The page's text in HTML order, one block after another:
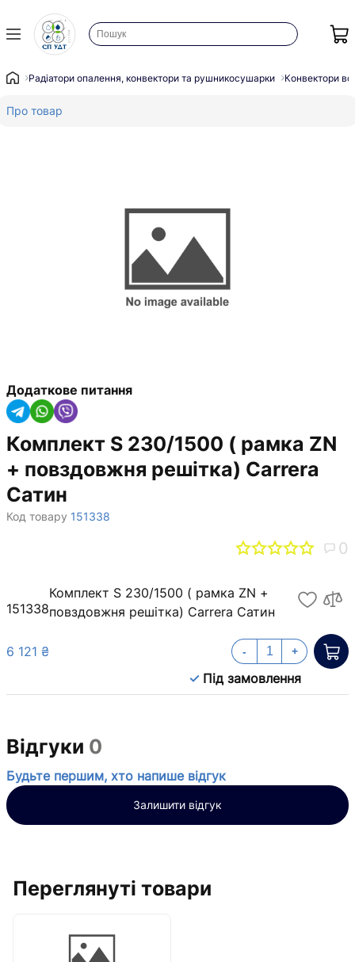
Радіатори опалення, конвектори та рушникосушарки Конвектори
Про товар
Додаткове питання
Комплект S 230/1500 ( рамка ZN
+ повздовжня решiтка) Carrera
Сатин
Код товару 151338
0
151338
Комплект S 230/1500 ( рамка ZN +
повздовжня решiтка) Carrera Сатин
6 121 ₴
Під замовлення
- +
Відгуки 0
Будьте першим, хто напише відгук
Залишити відгук
Переглянуті товари